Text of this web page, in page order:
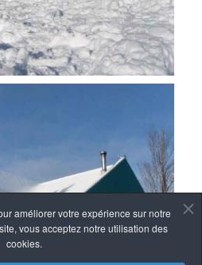
améliorer votre expérience sur notre
vous acceptez notre utilisation des
cookies.